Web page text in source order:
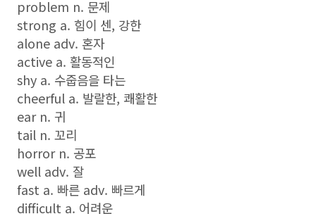
problem n. 문제
strong a. 힘이 센, 강한
alone adv. 혼자
active a. 활동적인
shy a. 수줍음을 타는
cheerful a. 발랄한, 쾌활한
ear n. 귀
tail n. 꼬리
horror n. 공포
well adv. 잘
fast a. 빠른 adv. 빠르게
difficult a. 어려운